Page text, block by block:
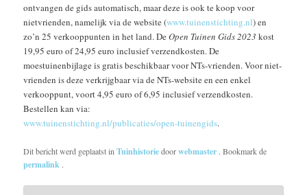
ontvangen de gids automatisch, maar deze is ook te koop voor
nietvrienden, namelijk via de website (www.tuinenstichting.nl) en
zo’n 25 verkooppunten in het land. DeOpen Tuinen Gids 2023 kost
19,95 euro of 24,95 euro inclusief verzendkosten. De
moestuinenbijlage is gratis beschikbaar voor NTs-vrienden. Voor niet-
vrienden is deze verkrijgbaar via de NTs-website en een enkel
verkooppunt, voort 4,95 euro of 6,95 inclusief verzendkosten.
Bestellen kan via:
www.tuinenstichting.nl/publicaties/open-tuinengids.
Dit bericht werd geplaatst inTuinhistoriedoorwebmaster . Bookmark de
permalink .